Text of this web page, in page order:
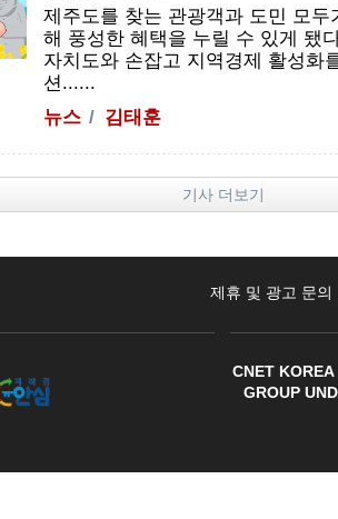
제주도를 찾는 관광객과 도민 모
해 풍성한 혜택을 누릴 수 있게 됐
자치도와 손잡고 지역경제 활성화
션......
뉴스
김태훈
기사 더보기
제휴 및 광고 문의
CNET
GROUP